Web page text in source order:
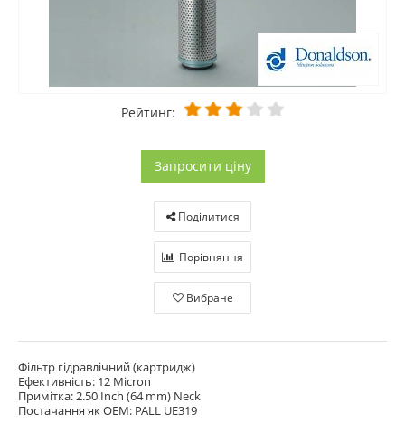
Рейтинг:
Запросити ціну
Поділитися
Порівняння
Вибране
Фільтр гідравлічний (картридж)
Ефективність: 12 Micron
Примітка: 2.50 Inch (64 mm) Neck
Постачання як OEM: PALL UE319